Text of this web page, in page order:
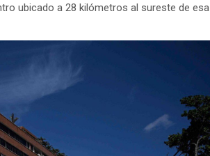
ubicado a 28 kilómetros al sureste de esa